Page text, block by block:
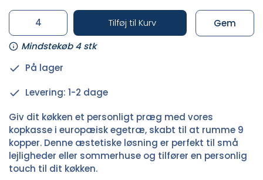
Tilføj til Kurv
Mindstekøb 4 stk
Gem
På lager
Levering: 1-2 dage
Giv dit køkken et personligt præg med vores
kopkasse i europæisk egetræ, skabt til at rumme 9
kopper. Denne æstetiske løsning er perfekt til små
lejligheder eller sommerhuse og tilfører en personlig
touch til dit køkken.